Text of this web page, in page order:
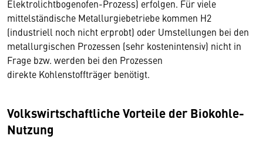
Elektrolichtbogenofen-Prozess) erfolgen. Für viele
mittelständische Metallurgiebetriebe kommen H2
(industriell noch nicht erprobt) oder Umstellungen bei den
metallurgischen Prozessen (sehr kostenintensiv) nicht in
Frage bzw. werden bei den Prozessen
direkte Kohlenstoffträger benötigt.
Volkswirtschaftliche Vorteile der Biokohle-
Nutzung